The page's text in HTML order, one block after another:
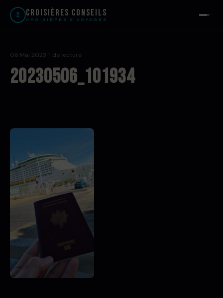
Croisières Conseils
CROISIÈRES & VOYAGES
06 Mai 2023 · 1 de lecture
20230506_101934